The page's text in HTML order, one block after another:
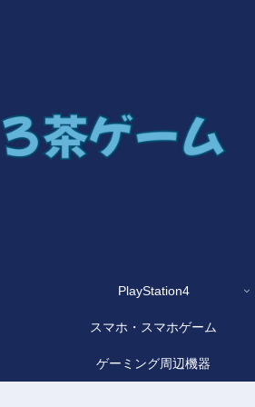
PlayStation4
スマホ・スマホゲーム
ゲーミング周辺機器